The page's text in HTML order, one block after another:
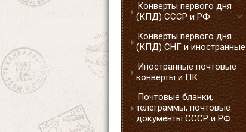
Конверты первого дня
(КПД) СССР и РФ
Конверты первого дня
(КПД) СНГ и иностранные
Иностранные почтовые
конверты и ПК
Почтовые бланки,
телеграммы, почтовые
документы СССР и РФ